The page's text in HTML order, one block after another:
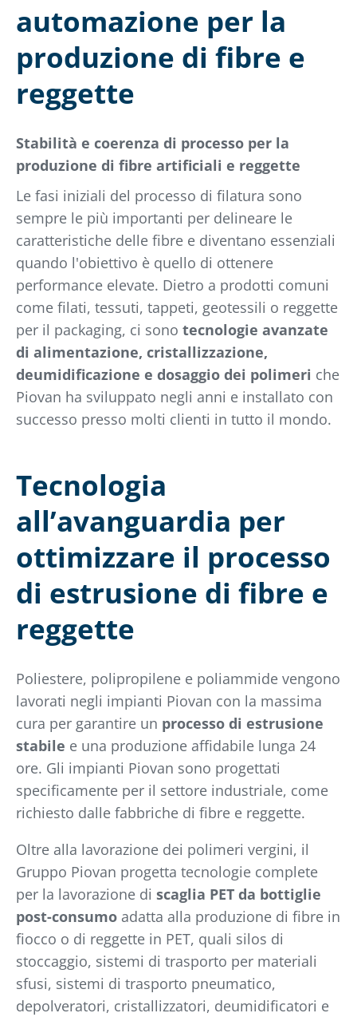
automazione per la
produzione di fibre e
reggette
Stabilità e coerenza di processo per la
produzione di fibre artificiali e reggette
Le fasi iniziali del processo di filatura sono
sempre le più importanti per delineare le
caratteristiche delle fibre e diventano essenziali
quando l'obiettivo è quello di ottenere
performance elevate. Dietro a prodotti comuni
come filati, tessuti, tappeti, geotessili o reggette
per il packaging, ci sono tecnologie avanzate
di alimentazione, cristallizzazione,
deumidificazione e dosaggio dei polimeri che
Piovan ha sviluppato negli anni e installato con
successo presso molti clienti in tutto il mondo.
Tecnologia
all’avanguardia per
ottimizzare il processo
di estrusione di fibre e
reggette
Poliestere, polipropilene e poliammide vengono
lavorati negli impianti Piovan con la massima
cura per garantire un processo di estrusione
stabile e una produzione affidabile lunga 24
ore. Gli impianti Piovan sono progettati
specificamente per il settore industriale, come
richiesto dalle fabbriche di fibre e reggette.
Oltre alla lavorazione dei polimeri vergini, il
Gruppo Piovan progetta tecnologie complete
per la lavorazione di scaglia PET da bottiglie
post-consumo adatta alla produzione di fibre in
fiocco o di reggette in PET, quali silos di
stoccaggio, sistemi di trasporto per materiali
sfusi, sistemi di trasporto pneumatico,
depolveratori, cristallizzatori, deumidificatori e